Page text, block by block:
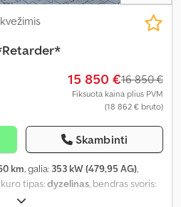
15 850 €16 850 €
Fiksuota kaina plius PVM
(18 862 € bruto)
Skambinti
km, galia: 353 kW (479,95 AG),
kuro tipas:dyzelinas, bendras svoris:
2 ašys